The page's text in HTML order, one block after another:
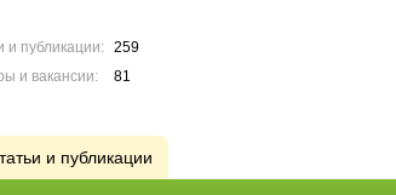
и публикации:
259
и вакансии:
81
и публикации